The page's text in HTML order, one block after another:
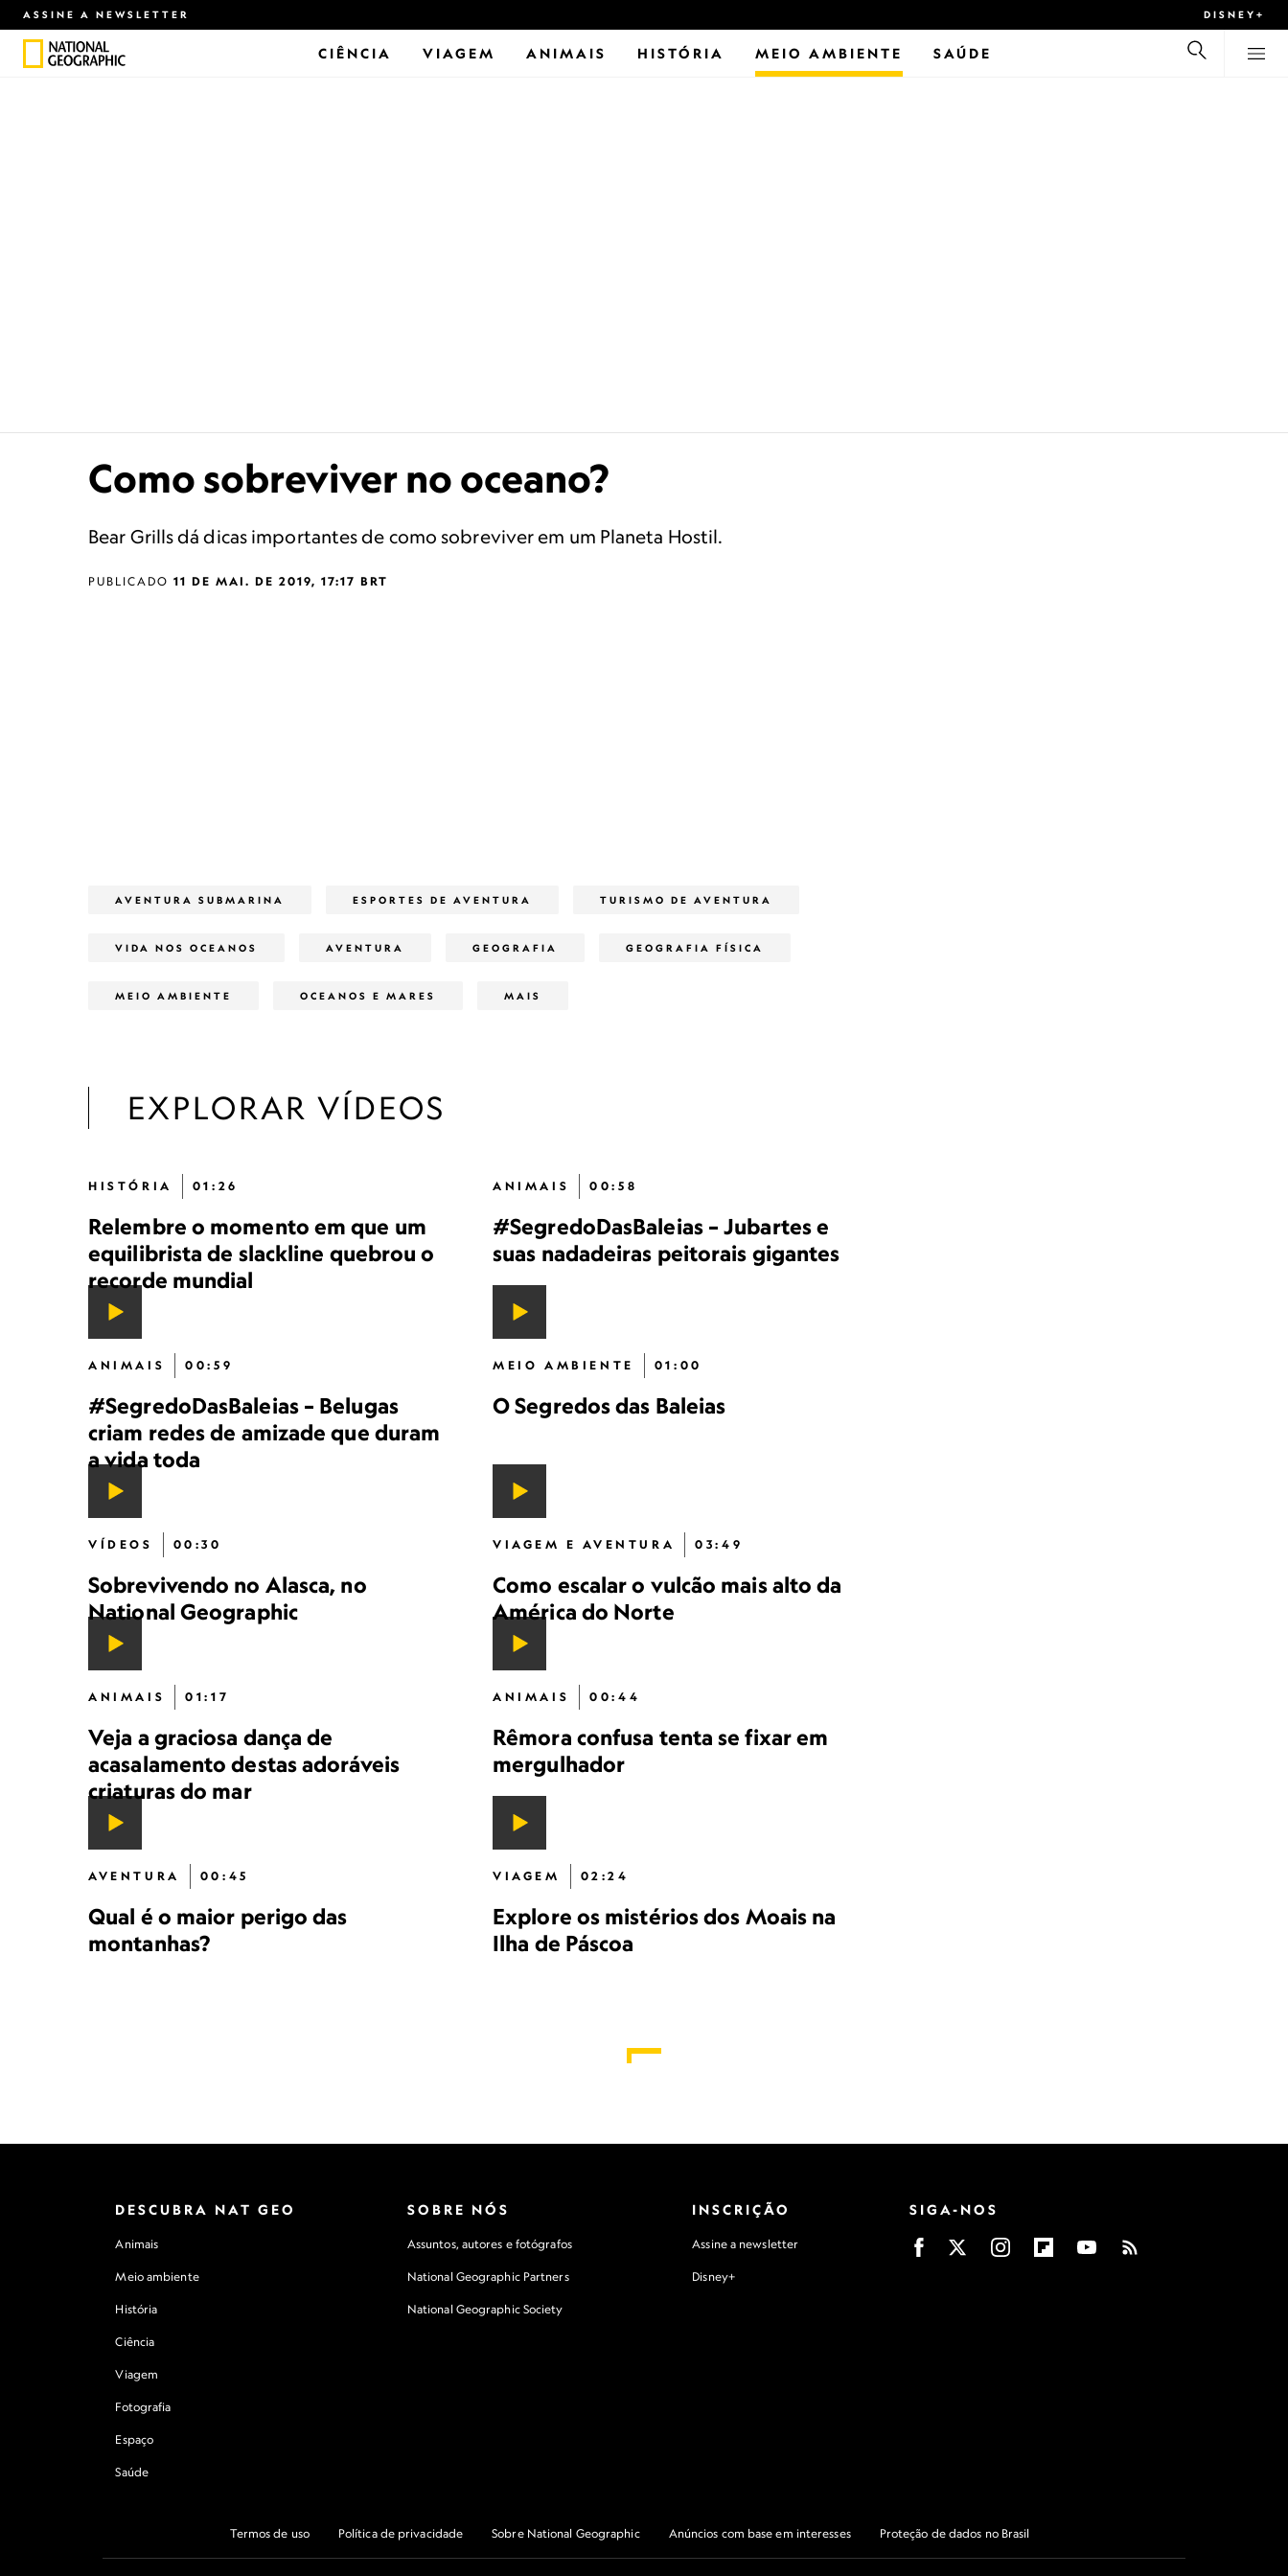
ASSINE A NEWSLETTER DISNEY+
CIÊNCIA VIAGEM ANIMAIS HISTÓRIA MEIO AMBIENTE SAÚDE
Como sobreviver no oceano?
Bear Grills dá dicas importantes de como sobreviver em um Planeta Hostil.
PUBLICADO 11 DE MAI. DE 2019, 17:17 BRT
AVENTURA SUBMARINA ESPORTES DE AVENTURA TURISMO DE AVENTURA
VIDA NOS OCEANOS AVENTURA GEOGRAFIA GEOGRAFIA FÍSICA
MEIO AMBIENTE OCEANOS E MARES MAIS
EXPLORAR VÍDEOS
HISTÓRIA 01:26
Relembre o momento em que um
equilibrista de slackline quebrou o
recorde mundial
ANIMAIS 00:58
#SegredoDasBaleias – Jubartes e
suas nadadeiras peitorais gigantes
ANIMAIS 00:59
#SegredoDasBaleias – Belugas
criam redes de amizade que duram
a vida toda
MEIO AMBIENTE 01:00
O Segredos das Baleias
VÍDEOS 00:30
Sobrevivendo no Alasca, no
National Geographic
VIAGEM E AVENTURA 03:49
Como escalar o vulcão mais alto da
América do Norte
ANIMAIS 01:17
Veja a graciosa dança de
acasalamento destas adoráveis
criaturas do mar
ANIMAIS 00:44
Rêmora confusa tenta se fixar em
mergulhador
AVENTURA 00:45
Qual é o maior perigo das
montanhas?
VIAGEM 02:24
Explore os mistérios dos Moais na
Ilha de Páscoa
DESCUBRA NAT GEO
Animais
Meio ambiente
História
Ciência
Viagem
Fotografia
Espaço
Saúde
SOBRE NÓS
Assuntos, autores e fotógrafos
National Geographic Partners
National Geographic Society
INSCRIÇÃO
Assine a newsletter
Disney+
SIGA-NOS
Termos de uso Política de privacidade Sobre National Geographic Anúncios com base em interesses Proteção de dados no Brasil